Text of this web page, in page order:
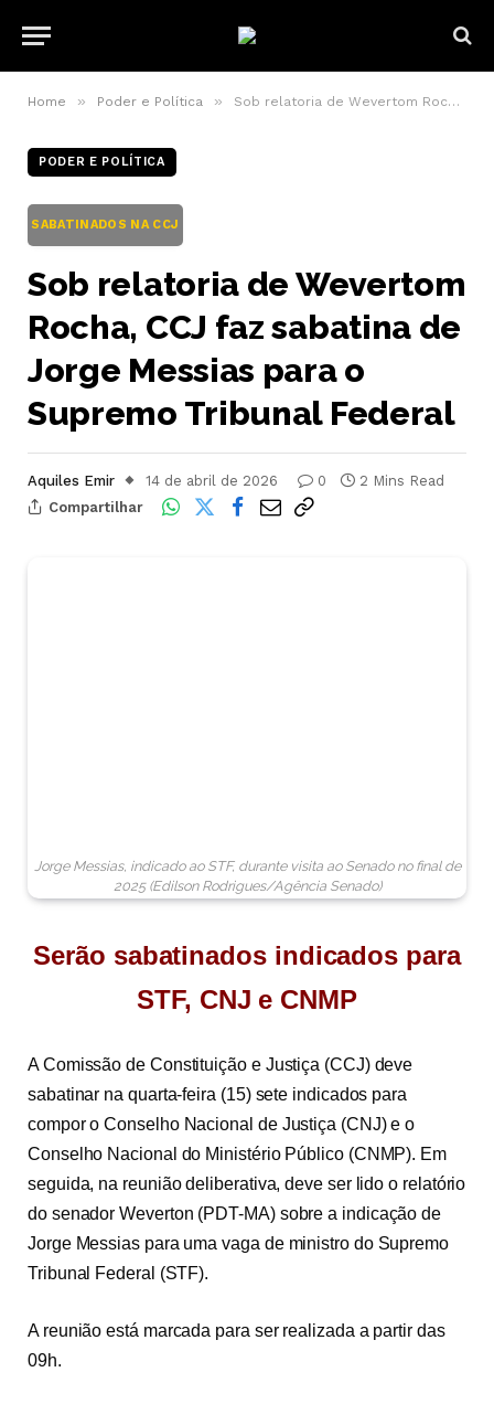
Home » Poder e Política » Sob relatoria de Wevertom Rocha, CCJ faz sabatina de Jorge Messias para o Supremo Tribunal Federal
PODER E POLÍTICA
SABATINADOS NA CCJ
Sob relatoria de Wevertom
Rocha, CCJ faz sabatina de
Jorge Messias para o
Supremo Tribunal Federal
Aquiles Emir 14 de abril de 2026 0
2 Mins Read
Compartilhar
Jorge Messias, indicado ao STF, durante visita ao Senado no final de
2025 (Edilson Rodrigues/Agência Senado)
Serão sabatinados indicados para
STF, CNJ e CNMP
A Comissão de Constituição e Justiça (CCJ) deve
sabatinar na quarta-feira (15) sete indicados para
compor o Conselho Nacional de Justiça (CNJ) e o
Conselho Nacional do Ministério Público (CNMP). Em
seguida, na reunião deliberativa, deve ser lido o relatório
do senador Weverton (PDT-MA) sobre a indicação de
Jorge Messias para uma vaga de ministro do Supremo
Tribunal Federal (STF).
A reunião está marcada para ser realizada a partir das
09h.